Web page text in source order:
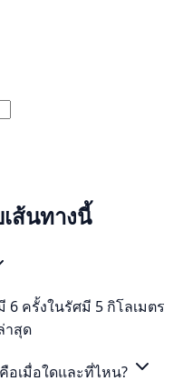
ส้นทางนี้
ครั้งในรัศมี 5 กิโลเมตร
าสุด
อเมื่อใดและที่ไหน?